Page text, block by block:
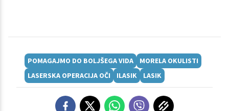
POMAGAJMO DO BOLJŠEGA VIDA
MORELA OKULISTI
LASERSKA OPERACIJA OČI
ILASIK LASIK